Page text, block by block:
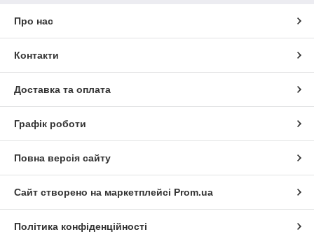
Про нас
Контакти
Доставка та оплата
Графік роботи
Повна версія сайту
Сайт створено на маркетплейсі Prom.ua
Політика конфіденційності